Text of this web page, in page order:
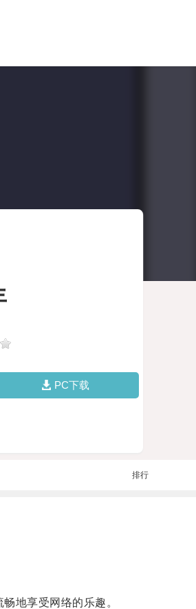
PC下载
排行
地享受网络的乐趣。